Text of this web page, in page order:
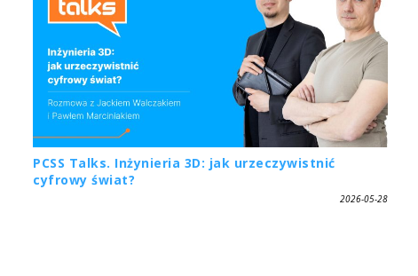
PCSS Talks. Inżynieria 3D: jak urzeczywistnić
cyfrowy świat?
2026-05-28